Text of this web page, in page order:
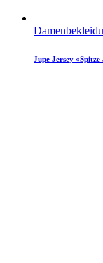
Jupe Jersey «Spitze